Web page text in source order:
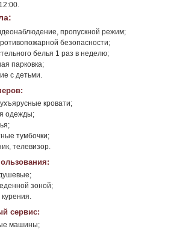
пропускной режим;
безопасности;
белья 1 раз в неделю;
парковка;
с детьми.
кровати;
одежды;
тумбочки;
телевизор.
зоной;
сервис:
машины;